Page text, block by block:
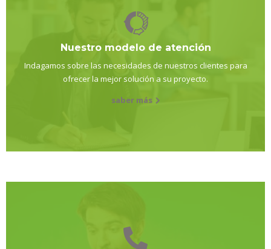
Nuestro modelo de atención
Indagamos sobre las necesidades de nuestros clientes para
ofrecer la mejor solución a su proyecto.
saber más